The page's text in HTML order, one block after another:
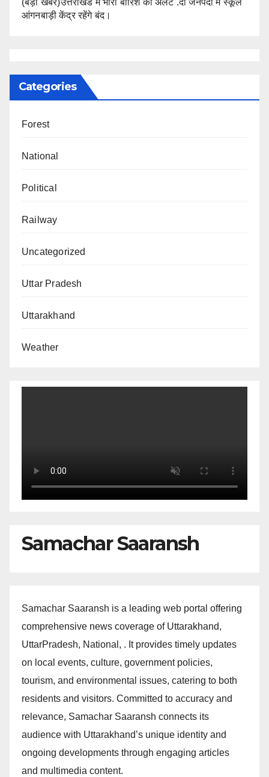
आंगनबाड़ी केंद्र रहेंगे बंद।
Categories
Forest
National
Political
Railway
Uncategorized
Uttar Pradesh
Uttarakhand
Weather
Samachar Saaransh
Samachar Saaransh is a leading web portal offering
comprehensive news coverage of Uttarakhand,
UttarPradesh, National, . It provides timely updates
on local events, culture, government policies,
tourism, and environmental issues, catering to both
residents and visitors. Committed to accuracy and
relevance, Samachar Saaransh connects its
audience with Uttarakhand’s unique identity and
ongoing developments through engaging articles
and multimedia content.